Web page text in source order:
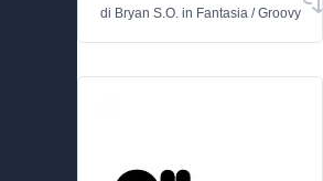
di Bryan S.O. in Fantasia /Groovy